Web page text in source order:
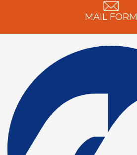
MAIL FORM